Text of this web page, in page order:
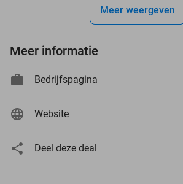
Meer weergeven
Meer informatie
Bedrijfspagina
Website
Deel deze deal